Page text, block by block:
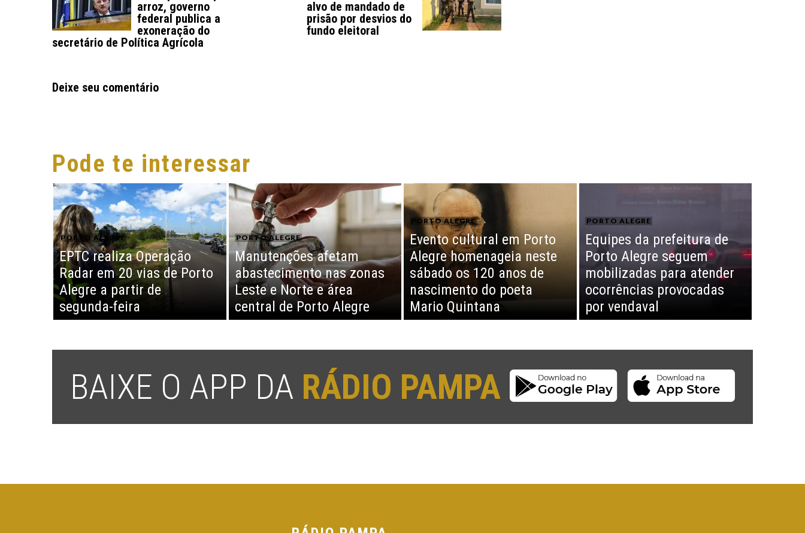
arroz, governo
federal publica a
exoneração do
secretário de Política Agrícola
alvo de mandado de
prisão por desvios do
fundo eleitoral
Deixe seu comentário
Pode te interessar
PORTO ALEGRE
EPTC realiza Operação
Radar em 20 vias de Porto
Alegre a partir de
segunda-feira
PORTO ALEGRE
Manutenções afetam
abastecimento nas zonas
Leste e Norte e área
central de Porto Alegre
PORTO ALEGRE
Evento cultural em Porto
Alegre homenageia neste
sábado os 120 anos de
nascimento do poeta
Mario Quintana
PORTO ALEGRE
Equipes da prefeitura de
Porto Alegre seguem
mobilizadas para atender
ocorrências provocadas
por vendaval
BAIXE O APP DA RÁDIO PAMPA